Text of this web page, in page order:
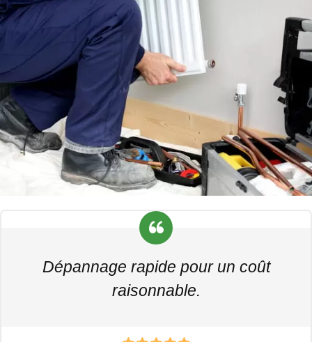
Dépannage rapide pour un coût
raisonnable.